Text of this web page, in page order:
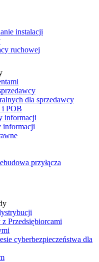
instalacji
ruchowej
dla sprzedawcy
i POB
informacji
informacji
przyłącza
z Przedsiębiorcami
cyberbezpieczeństwa dla